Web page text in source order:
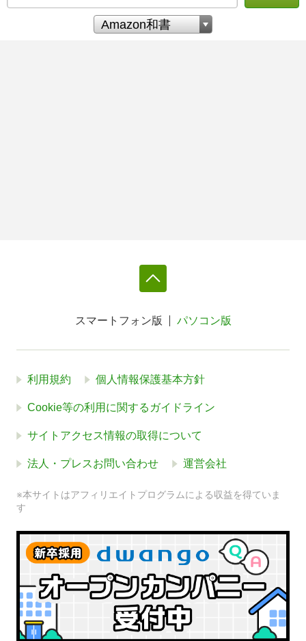
スマートフォン版 パソコン版
利用規約 個人情報保護基本方針
Cookie等の利用に関するガイドライン
サイトアクセス情報の取得について
法人・プレスお問い合わせ 運営会社
※本サイトはアフィリエイトプログラムによる収益を得ていま
す